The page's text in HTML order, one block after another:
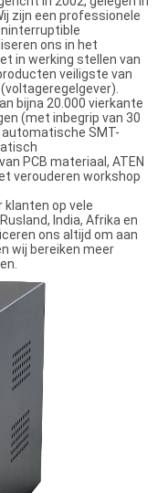
zijn een professionele
ons in het
in werking stellen van
veiligste van
bijna 20.000 vierkante
(met inbegrip van 30
automatische SMT-
PCB materiaal, ATEN
verouderen workshop
klanten op vele
India, Afrika en
ons altijd om aan
wij bereiken meer